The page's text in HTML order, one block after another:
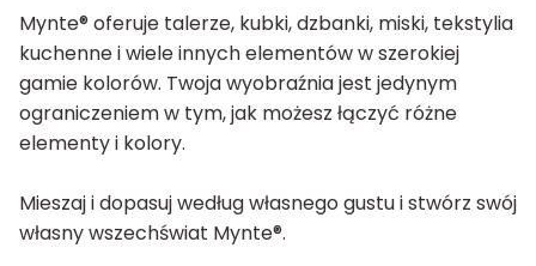
Mynte® oferuje talerze, kubki, dzbanki, miski, tekstylia
kuchenne i wiele innych elementów w szerokiej
gamie kolorów. Twoja wyobraźnia jest jedynym
ograniczeniem w tym, jak możesz łączyć różne
elementy i kolory.
Mieszaj i dopasuj według własnego gustu i stwórz swój
własny wszechświat Mynte®.